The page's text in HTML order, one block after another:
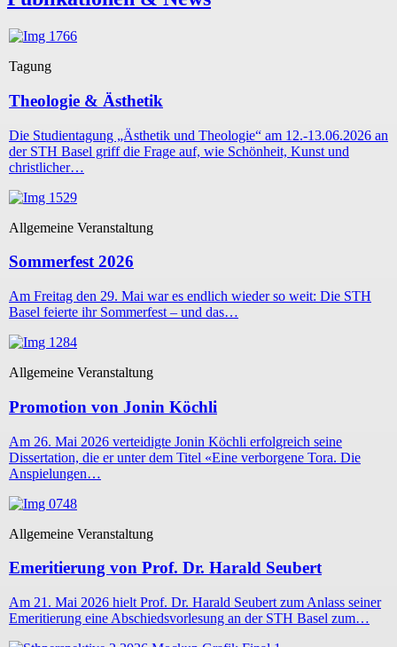
Tagung
Theologie & Ästhetik
Die Studientagung „Ästhetik und Theologie“ am 12.-13.06.2026 an
der STH Basel griff die Frage auf, wie Schönheit, Kunst und
christlicher…
Allgemeine Veranstaltung
Sommerfest 2026
Am Freitag den 29. Mai war es endlich wieder so weit: Die STH
Basel feierte ihr Sommerfest – und das…
Allgemeine Veranstaltung
Promotion von Jonin Köchli
Am 26. Mai 2026 verteidigte Jonin Köchli erfolgreich seine
Dissertation, die er unter dem Titel «Eine verborgene Tora. Die
Anspielungen…
Allgemeine Veranstaltung
Emeritierung von Prof. Dr. Harald Seubert
Am 21. Mai 2026 hielt Prof. Dr. Harald Seubert zum Anlass seiner
Emeritierung eine Abschiedsvorlesung an der STH Basel zum…